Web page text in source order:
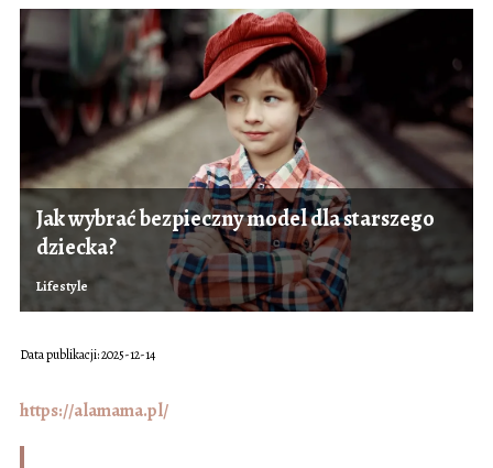
Jak wybrać bezpieczny model dla starszego
dziecka?
Lifestyle
Data publikacji: 2025-12-14
https://alamama.pl/